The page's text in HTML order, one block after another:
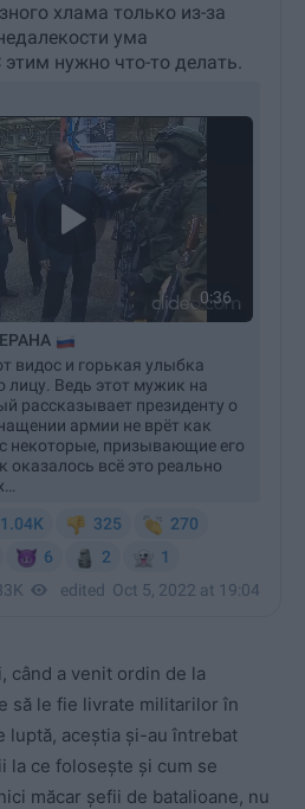
când a venit ordin de la
să le fie livrate militarilor în
luptă, aceștia și-au întrebat
la ce folosește și cum se
măcar șefii de batalioane, nu